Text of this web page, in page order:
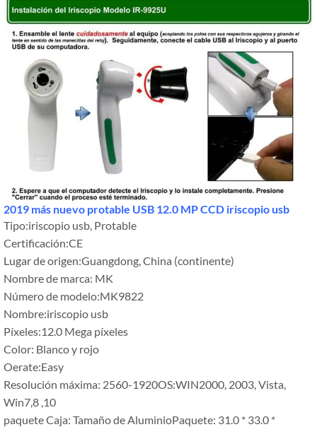
2019 más nuevo protable USB 12.0 MP CCD iriscopio usb
Tipo:iriscopio usb, Protable
Certificación:CE
Lugar de origen:Guangdong, China (continente)
Nombre de marca: MK
Número de modelo:MK9822
Nombre:iriscopio usb
Píxeles:12.0 Mega píxeles
Color: Blanco y rojo
Oerate:Easy
Resolución máxima: 2560-1920OS:WIN2000, 2003, Vista,
Win7,8 ,10
paquete Caja: Tamaño de AluminioPaquete: 31.0 * 33.0 *